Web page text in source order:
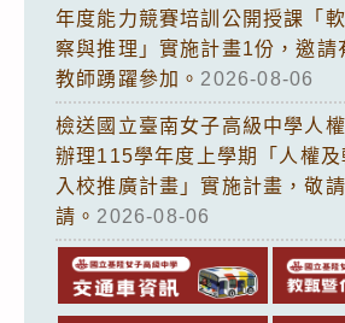
年度能力競賽培訓公開授課「
察與推理」實施計畫1份，邀請
教師踴躍參加。 2026-08-06
檢送國立臺南女子高級中學人
辦理115學年度上學期「人權及
入校推廣計畫」實施計畫，敬
請。 2026-08-06